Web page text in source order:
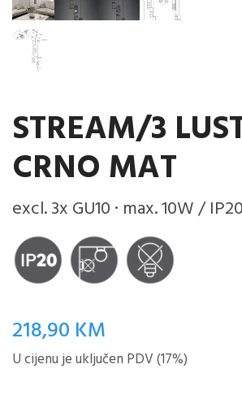
STREAM/3
CRNO MAT
excl. 3x GU10 · max. 10W / IP20
218,90 KM
U cijenu je uključen PDV (17%)